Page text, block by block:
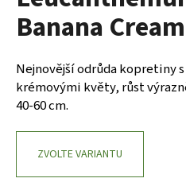
0,0
z
hvězdiček.
Banana Cream
Nejnovější odrůda kopretiny
krémovými květy, růst
40-60 cm.
ZVOLTE VARIANTU
a
j
í
t
?